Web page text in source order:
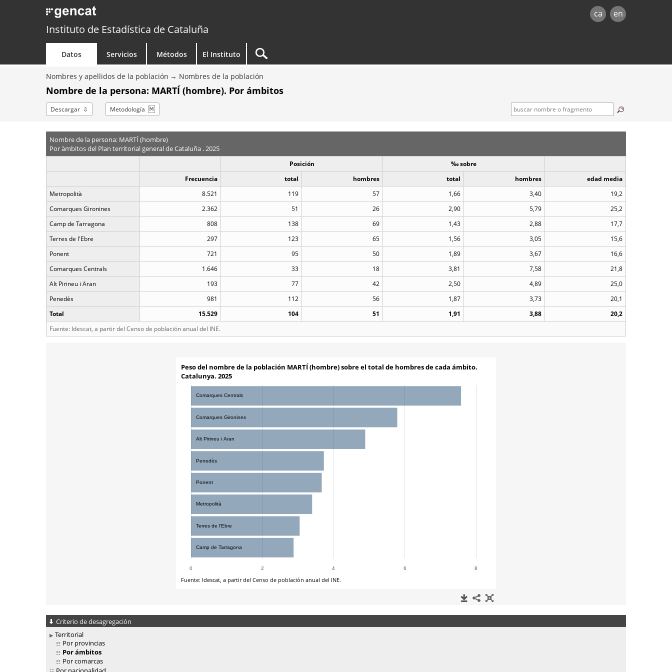
ca en
Instituto de Estadística de Cataluña
Datos Servicios Métodos El Instituto
Nombres y apellidos de la población Nombres de la población
Nombre de la persona: MARTÍ (hombre). Por ámbitos
Descargar Metodología
Nombre de la persona: MARTÍ (hombre)
Por àmbitos del Plan territorial general de Cataluña . 2025
Posición
‰ sobre
Frecuencia
total hombres total hombres
edad media
Metropolità
8.521 119 57 1,66 3,40
19,2
Comarques Gironines
2.362 51 26 2,90 5,79
25,2
Camp de Tarragona
808 138 69 1,43 2,88
17,7
Terres de l'Ebre
297 123 65 1,56 3,05
15,6
Ponent
721 95 50 1,89 3,67
16,6
Comarques Centrals
1.646 33 18 3,81 7,58
21,8
Alt Pirineu i Aran
193 77 42 2,50 4,89
25,0
Penedès
981 112 56 1,87 3,73
20,1
Total
15.529 104 51 1,91 3,88
20,2
Fuente: Idescat, a partir del Censo de población anual del INE.
Criterio de desagregación
Territorial
Por provincias
Por ámbitos
Por comarcas